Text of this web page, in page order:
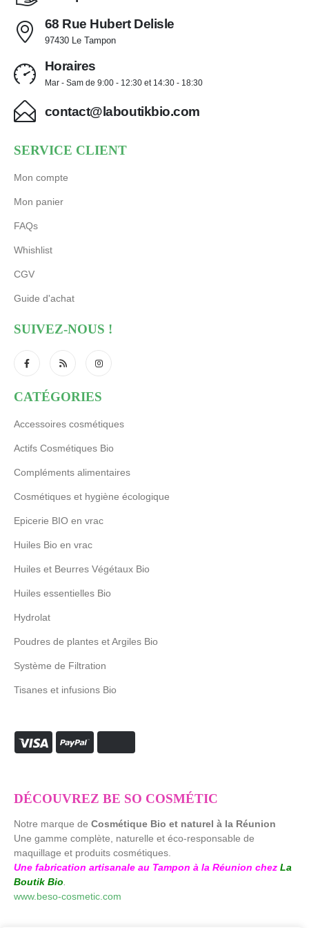
68 Rue Hubert Delisle
97430 Le Tampon
Horaires
Mar - Sam de 9:00 - 12:30 et 14:30 - 18:30
contact@laboutikbio.com
SERVICE CLIENT
Mon compte
Mon panier
FAQs
Whishlist
CGV
Guide d'achat
SUIVEZ-NOUS !
CATÉGORIES
Accessoires cosmétiques
Actifs Cosmétiques Bio
Compléments alimentaires
Cosmétiques et hygiène écologique
Epicerie BIO en vrac
Huiles Bio en vrac
Huiles et Beurres Végétaux Bio
Huiles essentielles Bio
Hydrolat
Poudres de plantes et Argiles Bio
Système de Filtration
Tisanes et infusions Bio
DÉCOUVREZ BE SO COSMÉTIC
Notre marque de Cosmétique Bio et naturel à la Réunion
Une gamme complète, naturelle et éco-responsable de
maquillage et produits cosmétiques.
Une fabrication artisanale au Tampon à la Réunion chez La
Boutik Bio
www.beso-cosmetic.com